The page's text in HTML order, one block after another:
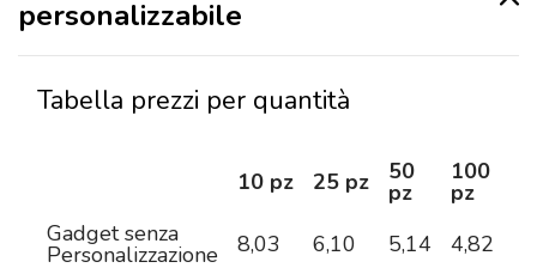
personalizzabile
Tabella prezzi per quantità
10 pz 25 pz 50
pz
100
pz
Gadget senza
Personalizzazione 8,03 6,10 5,14 4,82